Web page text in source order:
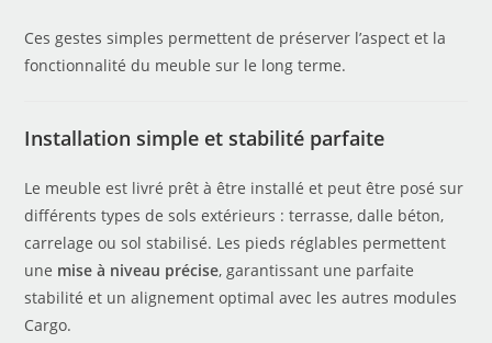
Ces gestes simples permettent de préserver l’aspect et la
fonctionnalité du meuble sur le long terme.
Installation simple et stabilité parfaite
Le meuble est livré prêt à être installé et peut être posé sur
différents types de sols extérieurs : terrasse, dalle béton,
carrelage ou sol stabilisé. Les pieds réglables permettent
une mise à niveau précise, garantissant une parfaite
stabilité et un alignement optimal avec les autres modules
Cargo.